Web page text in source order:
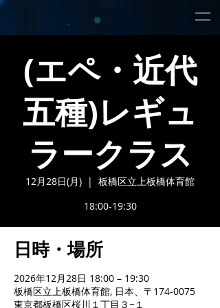
(エペ・近代
五種)レギュ
ラークラス
12月28日(月)
  |
板橋区立上板橋体育館
18:00-19:30
日時・場所
2026年12月28日 18:00 – 19:30
板橋区立上板橋体育館, 日本、〒174-0075
東京都板橋区桜川１丁目３−１